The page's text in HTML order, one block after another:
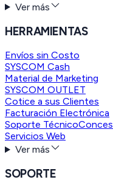
Ver más
HERRAMIENTAS
Envíos sin Costo
SYSCOM Cash
Material de Marketing
SYSCOM OUTLET
Cotice a sus Clientes
Facturación Electrónica
Soporte Técnico
Servicios Web
Ver más
SOPORTE